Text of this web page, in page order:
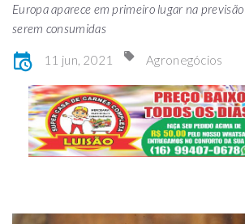
Europa aparece em primeiro lugar na
serem consumidas
11 jun, 2021 Agronegócios